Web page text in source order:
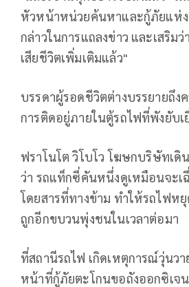
หัวหน้าหน่วยค้นหาและกู้ภัยแห่ง
กล่าวในการแถลงข่าว และเสริม
เสียชีวิตเพิ่มเติมแล้ว"
บรรดาผู้รอดชีวิตต่างบรรยายถึง
การติดอยู่ภายในตู้รถไฟที่พังยับเ
ฟราโนโต วิโบโว โฆษกบริษัทเดิ
ว่า รถแท็กซี่คันหนึ่งดูเหมือนจะเ
โดยสารที่ทางข้าม ทำให้รถไฟห
ถูกอีกขบวนพุ่งชนในเวลาต่อมา
ที่สถานีรถไฟ เกิดเหตุการณ์วุ่นวา
หน้าที่กู้ภัยตะโกนขอถังออกซิเจ